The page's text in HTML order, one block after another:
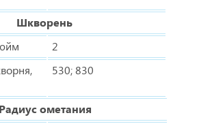
Шкворень
2
530; 830
Радиус ометания